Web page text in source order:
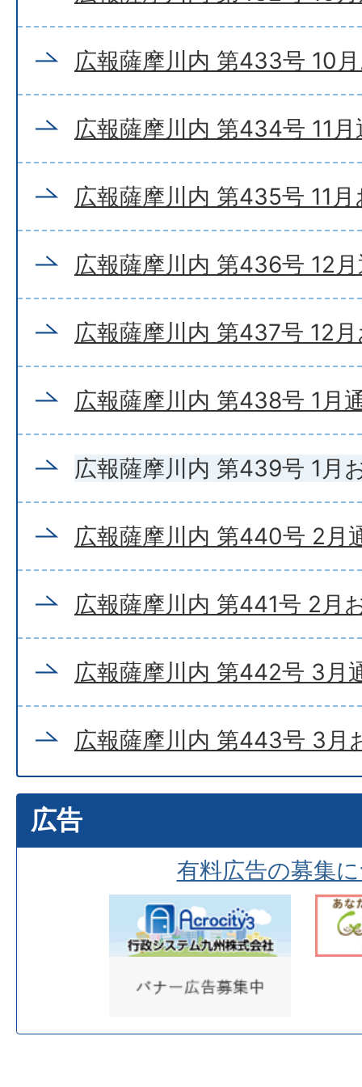
広報薩摩川内 第433号 10
広報薩摩川内 第434号 11月
広報薩摩川内 第435号 11
広報薩摩川内 第436号 12
広報薩摩川内 第437号 12
広報薩摩川内 第438号 1月
広報薩摩川内 第439号 1月
広報薩摩川内 第440号 2月
広報薩摩川内 第441号 2月
広報薩摩川内 第442号 3月
広報薩摩川内 第443号 3月
広告
有料広告の募集